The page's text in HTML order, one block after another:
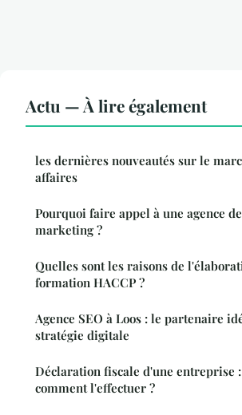
Actu — À lire également
les dernières nouveautés sur le
affaires
Pourquoi faire appel à une agence
marketing ?
Quelles sont les raisons de
formation HACCP ?
Agence SEO à Loos : le partenaire
stratégie digitale
Déclaration fiscale d'une entreprise
comment l'effectuer ?